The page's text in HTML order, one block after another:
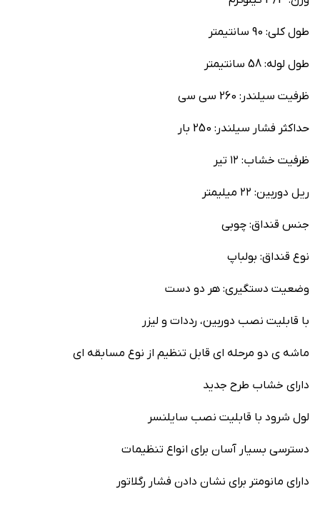
طول کلی: 90 سانتیمتر
طول لوله: 58 سانتیمتر
ظرفیت سیلندر: 260 سی سی
حداکثر فشار سیلندر: 250 بار
ظرفیت خشاب: ۱۲ تیر
ریل دوربین: ۲۲ میلیمتر
جنس قنداق: چوبی
نوع قنداق: بولباپ
وضعیت دستگیری: هر دو دست
با قابلیت نصب دوربین، رددات و لیزر
ماشه ی دو مرحله ای قابل تنظیم از نوع مسابقه ای
دارای خشاب طرح جدید
لول شرود با قابلیت نصب سایلنسر
دسترسی بسیار آسان برای انواع تنظیمات
دارای مانومتر برای نشان دادن فشار رگلاتور